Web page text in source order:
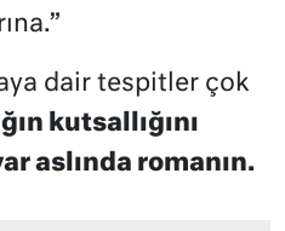
dair tespitler çok
kutsallığını
aslında romanın.